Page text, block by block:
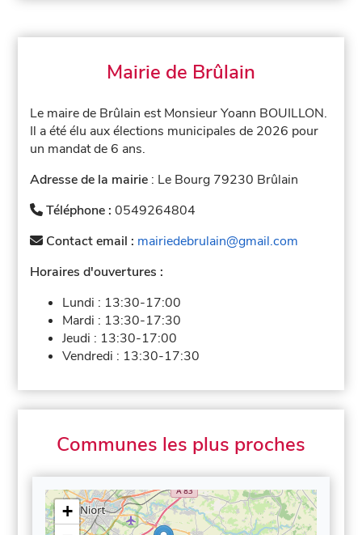
Mairie de Brûlain
Le maire de Brûlain est Monsieur Yoann BOUILLON.
Il a été élu aux élections municipales de 2026 pour
un mandat de 6 ans.
Adresse de la mairie : Le Bourg 79230 Brûlain
Téléphone :0549264804
Contact email : mairiedebrulain@gmail.com
Horaires d'ouvertures :
Lundi : 13:30-17:00
Mardi : 13:30-17:30
Jeudi : 13:30-17:00
Vendredi : 13:30-17:30
Communes les plus proches
+